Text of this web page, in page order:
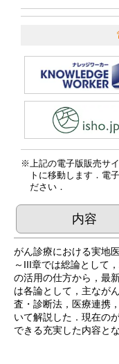
上記の電子版販売サ
トに移動します．電
ださい．
内容
がん診療における実地
～III章では総論として
の活用の仕方から，最
は各論として，主なが
査・診断法，医療連携
いて解説した．現在の
できる充実した内容と